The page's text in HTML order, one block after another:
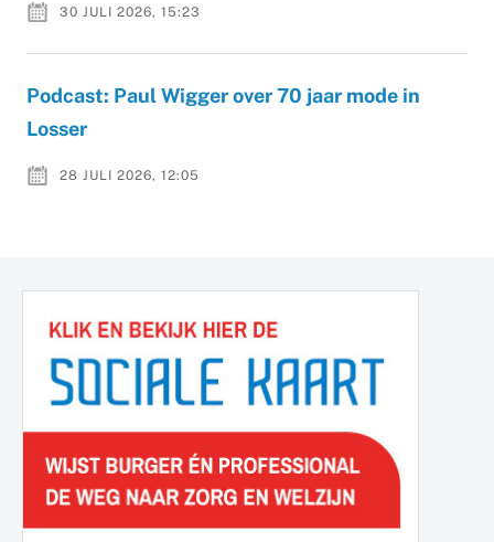
30 JULI 2026, 15:23
Podcast: Paul Wigger over 70 jaar mode in
Losser
28 JULI 2026, 12:05